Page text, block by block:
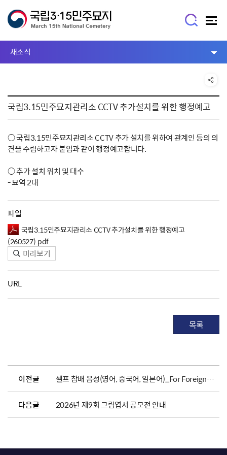
새소식
국립3.15민주묘지관리소 CCTV 추가설치를 위한 행정예고
○ 국립3.15민주묘지관리소 CCTV 추가 설치를 위하여 관계인 등의 의
견을 수렴하고자 붙임과 같이 행정예고합니다.
○ 추가 설치 위치 및 대수
- 묘역 2대
파일
국립3.15민주묘지관리소 CCTV 추가설치를 위한 행정예고
(260527).pdf
미리보기
URL
목록
이전글 셀프 참배 음성(영어, 중국어, 일본어)_For Foreigners
다음글 2026년 제9회 그림엽서 공모전 안내